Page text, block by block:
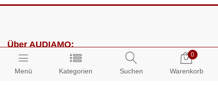
Menü Kategorien Suchen
0
Warenkorb
Über AUDIAMO:
Impressum